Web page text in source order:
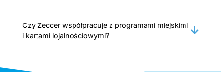
Czy Zeccer współpracuje z programami miejskimi
i kartami lojalnościowymi?